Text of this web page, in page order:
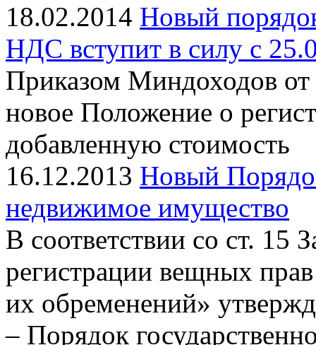
18.02.2014 Новый
НДС вступит в силу с
Приказом Миндоходов
новое Положение о
добавленную стоимость
16.12.2013 Новый
недвижимое имущество
В соответствии со ст. 15
регистрации вещных
их обременений»
– Порядок